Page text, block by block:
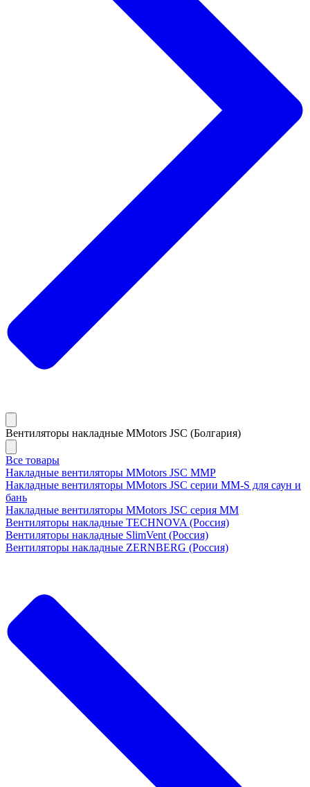
Вентиляторы накладные MMotors JSC (Болгария)
Все товары
Накладные вентиляторы MMotors JSC MMP
Накладные вентиляторы MMotors JSC серии MM-S для саун и
бань
Накладные вентиляторы MMotors JSC серия МM
Вентиляторы накладные TECHNOVA (Россия)
Вентиляторы накладные SlimVent (Россия)
Вентиляторы накладные ZERNBERG (Россия)